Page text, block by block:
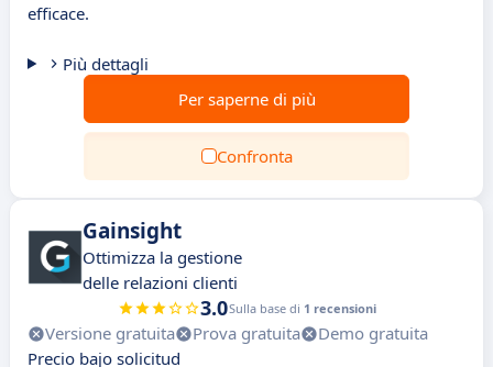
efficace.
Più dettagli
Per saperne di più
Confronta
Gainsight
Ottimizza la gestione
delle relazioni clienti
3.0Sulla base di 1 recensioni
Versione gratuita Prova gratuita
Demo gratuita
Precio bajo solicitud